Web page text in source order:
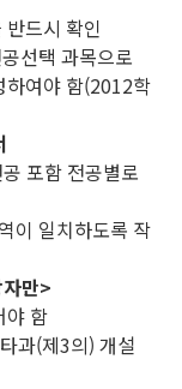
드시 확인
선택 과목으로
하여야 함(2012학
포함 전공별로
이 일치하도록 작
만>
함
과(제3의) 개설